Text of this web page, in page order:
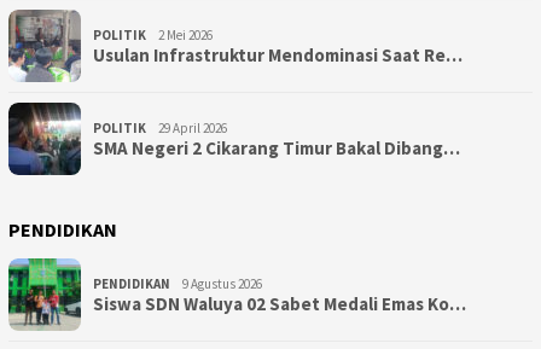
POLITIK 2 Mei 2026
Usulan Infrastruktur Mendominasi Saat Re…
POLITIK 29 April 2026
SMA Negeri 2 Cikarang Timur Bakal Dibang…
PENDIDIKAN
PENDIDIKAN 9 Agustus 2026
Siswa SDN Waluya 02 Sabet Medali Emas Ko…